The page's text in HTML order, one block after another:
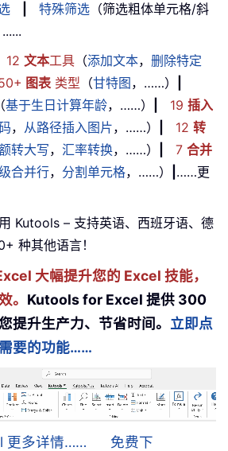
特殊筛选 （筛选粗体单元格/斜
12 文本工具 （添加文本， 删除特定
图表类型 （甘特图 ，……）
（基于生日计算年龄，……） 19 插入
， 从路径插入图片，……） 12 转
转大写， 汇率转换，……） 7 合并
合并行， 分割单元格，……）
……更
Kutools – 支持英语、西班牙语、德
种其他语言！
大幅提升您的 Excel 技能，
。 Kutools for Excel 提供 300
提升生产力、节省时间。 立即点
要的功能……
更多详情……
免费下